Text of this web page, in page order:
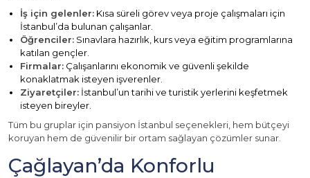
İş için gelenler: Kısa süreli görev veya proje çalışmaları için
İstanbul’da bulunan çalışanlar.
Öğrenciler: Sınavlara hazırlık, kurs veya eğitim programlarına
katılan gençler.
Firmalar: Çalışanlarını ekonomik ve güvenli şekilde
konaklatmak isteyen işverenler.
Ziyaretçiler: İstanbul’un tarihi ve turistik yerlerini keşfetmek
isteyen bireyler.
Tüm bu gruplar için pansiyon İstanbul seçenekleri, hem bütçeyi
koruyan hem de güvenilir bir ortam sağlayan çözümler sunar.
Çağlayan’da Konforlu